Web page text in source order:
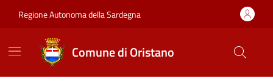
Regione Autonoma della Sardegna
Comune di Oristano